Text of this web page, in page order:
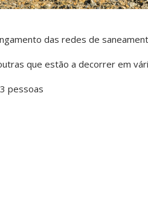
das redes de
que estão a decorrer em